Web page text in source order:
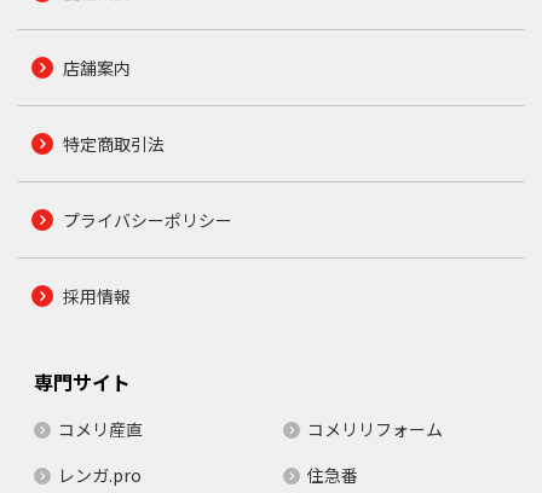
店舗案内
特定商取引法
プライバシーポリシー
採用情報
専門サイト
コメリ産直
コメリリフォーム
レンガ.pro
住急番